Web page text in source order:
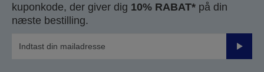
kuponkode, der giver dig 10% RABAT* på din
næste bestilling.
Send